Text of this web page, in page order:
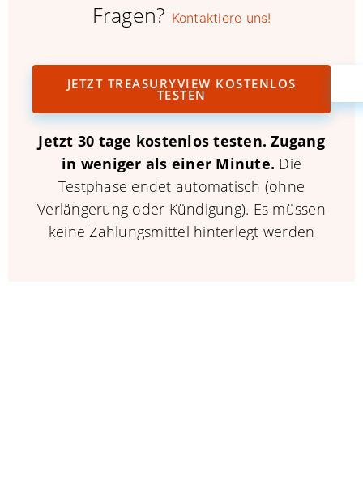
Fragen? Kontaktiere uns!
JETZT TREASURYVIEW KOSTENLOS
TESTEN
Jetzt 30 tage kostenlos testen.Zugang
in weniger als einer Minute. Die
Testphase endet automatisch (ohne
Verlängerung oder Kündigung). Es müssen
keine Zahlungsmittel hinterlegt werden